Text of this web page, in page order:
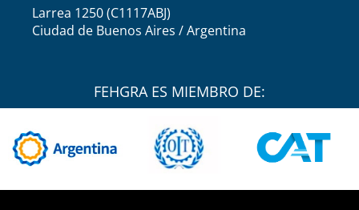
Larrea 1250 (C1117ABJ)
Ciudad de Buenos Aires / Argentina
FEHGRA ES MIEMBRO DE: